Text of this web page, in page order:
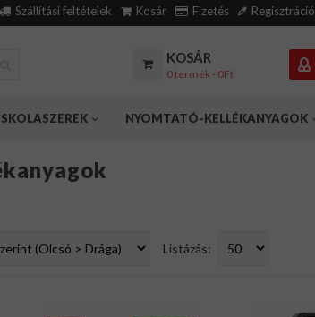
Szállítási feltételek Kosár Fizetés Regisztráció
KOSÁR
0 termék - 0Ft
NYOMTATÓ-KELLÉKANYAGOK
Listázás: